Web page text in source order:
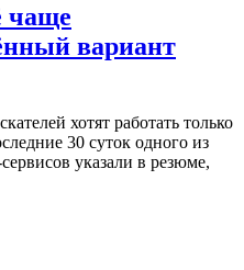
чаще
вариант
хотят работать только
30 суток одного из
указали в резюме,